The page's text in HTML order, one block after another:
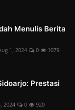
Menulis Berita
1, 2024 0 1079
Prestasi
2024 0 920